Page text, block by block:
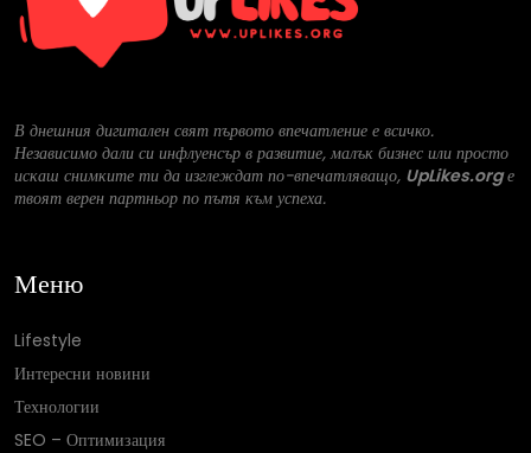
В днешния дигитален свят първото впечатление е всичко.
Независимо дали си инфлуенсър в развитие, малък бизнес или просто
искаш снимките ти да изглеждат по-впечатляващо, UpLikes.orgе
твоят верен партньор по пътя към успеха.
Меню
Lifestyle
Интересни новини
Технологии
SEO – Оптимизация